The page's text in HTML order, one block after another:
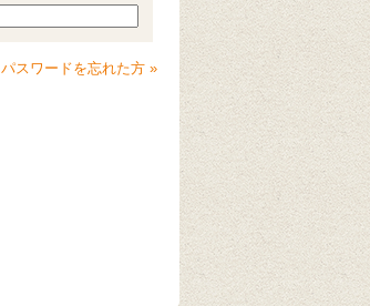
パスワードを忘れた方 »